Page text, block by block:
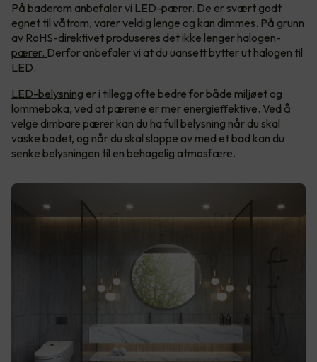
På baderom anbefaler vi LED-pærer. De er svært godt
egnet til våtrom, varer veldig lenge og kan dimmes. På grunn
av RoHS-direktivet produseres det ikke lenger halogen-
pærer. Derfor anbefaler vi at du uansett bytter ut halogen til
LED.
LED-belysning er i tillegg ofte bedre for både miljøet og
lommeboka, ved at pærene er mer energieffektive. Ved å
velge dimbare pærer kan du ha full belysning når du skal
vaske badet, og når du skal slappe av med et bad kan du
senke belysningen til en behagelig atmosfære.